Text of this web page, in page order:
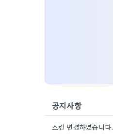
공지사항
스킨 변경하였습니다.